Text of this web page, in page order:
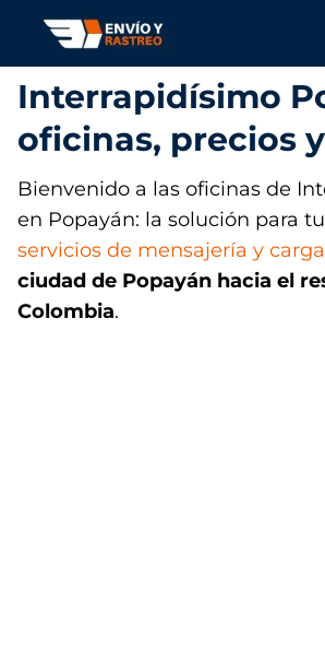
Interrapidísimo
oficinas, precios
Bienvenido a las oficinas de
en Popayán: la solución para
servicios de mensajería y carga
ciudad de Popayán hacia el
Colombia.